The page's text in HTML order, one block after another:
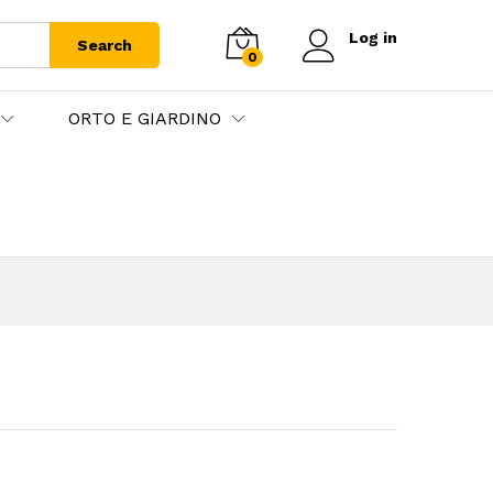
Search
0
Log in
ORTO E GIARDINO